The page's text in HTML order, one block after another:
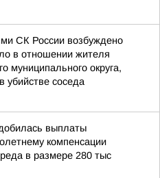
СК России возбуждено
в отношении жителя
муниципального округа,
убийстве соседа
выплаты
компенсации
в размере 280 тыс